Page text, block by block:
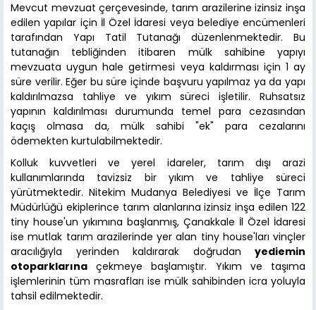
Mevcut mevzuat çerçevesinde, tarım arazilerine izinsiz inşa
edilen yapılar için İl Özel İdaresi veya belediye encümenleri
tarafından Yapı Tatil Tutanağı düzenlenmektedir. Bu
tutanağın tebliğinden itibaren mülk sahibine yapıyı
mevzuata uygun hale getirmesi veya kaldırması için 1 ay
süre verilir. Eğer bu süre içinde başvuru yapılmaz ya da yapı
kaldırılmazsa tahliye ve yıkım süreci işletilir. Ruhsatsız
yapının kaldırılması durumunda temel para cezasından
kaçış olmasa da, mülk sahibi "ek" para cezalarını
ödemekten kurtulabilmektedir.
Kolluk kuvvetleri ve yerel idareler, tarım dışı arazi
kullanımlarında tavizsiz bir yıkım ve tahliye süreci
yürütmektedir. Nitekim Mudanya Belediyesi ve İlçe Tarım
Müdürlüğü ekiplerince tarım alanlarına izinsiz inşa edilen 122
tiny house'un yıkımına başlanmış, Çanakkale İl Özel İdaresi
ise mutlak tarım arazilerinde yer alan tiny house'ları vinçler
aracılığıyla yerinden kaldırarak doğrudan yediemin
otoparklarına çekmeye başlamıştır. Yıkım ve taşıma
işlemlerinin tüm masrafları ise mülk sahibinden icra yoluyla
tahsil edilmektedir.